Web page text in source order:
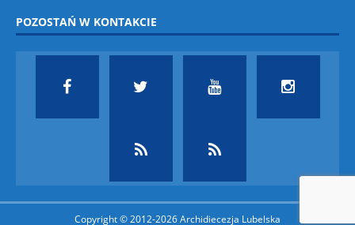
POZOSTAŃ W KONTAKCIE
Copyright © 2012-2026 Archidiecezja Lubelska